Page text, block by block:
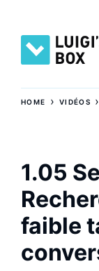
HOME ›VIDÉOS ›
1.05
faible